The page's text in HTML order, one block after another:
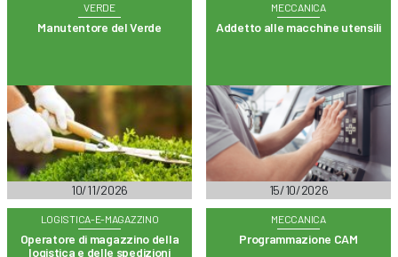
VERDE
Manutentore del Verde
10/11/2026
MECCANICA
Addetto alle macchine utensili
15/10/2026
LOGISTICA-E-MAGAZZINO
Operatore di magazzino della
logistica e delle spedizioni
MECCANICA
Programmazione CAM